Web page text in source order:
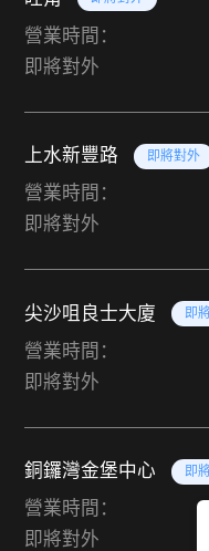
營業時間：
即將對外
上水新豐路 即將對外
營業時間：
即將對外
尖沙咀良士大廈 即
營業時間：
即將對外
銅鑼灣金堡中心 即
營業時間：
即將對外